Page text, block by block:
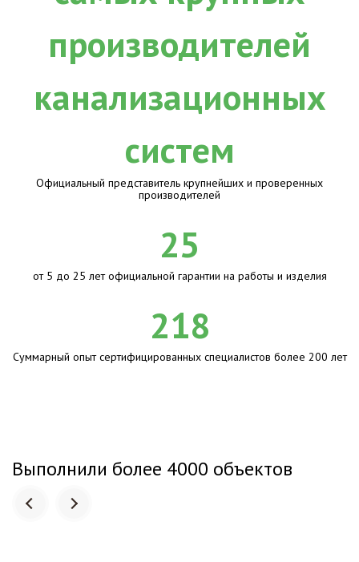
Официальный представитель крупнейших и проверенных
производителей
25
от 5 до 25 лет официальной гарантии на работы и изделия
218
Суммарный опыт сертифицированных специалистов более 200 лет
Выполнили более 4000 объектов